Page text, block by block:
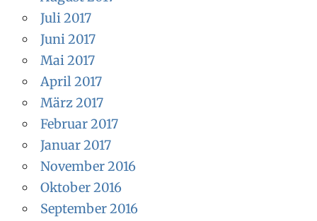
Juli 2017
Juni 2017
Mai 2017
April 2017
März 2017
Februar 2017
Januar 2017
November 2016
Oktober 2016
September 2016